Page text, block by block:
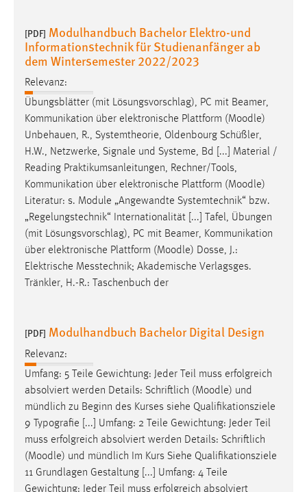
[PDF] Modulhandbuch Bachelor Elektro-und
Informationstechnik für Studienanfänger ab
dem Wintersemester 2022/2023
Relevanz:
Übungsblätter (mit Lösungsvorschlag), PC mit Beamer,
Kommunikation über elektronische Plattform (Moodle)
Unbehauen, R., Systemtheorie, Oldenbourg Schüßler,
H.W., Netzwerke, Signale und Systeme, Bd [...] Material /
Reading Praktikumsanleitungen, Rechner/Tools,
Kommunikation über elektronische Plattform (Moodle)
Literatur: s. Module „Angewandte Systemtechnik“ bzw.
„Regelungstechnik“ Internationalität [...] Tafel, Übungen
(mit Lösungsvorschlag), PC mit Beamer, Kommunikation
über elektronische Plattform (Moodle) Dosse, J.:
Elektrische Messtechnik; Akademische Verlagsges.
Tränkler, H.-R.: Taschenbuch der
[PDF] Modulhandbuch Bachelor Digital Design
Relevanz:
Umfang: 5 Teile Gewichtung: Jeder Teil muss erfolgreich
absolviert werden Details: Schriftlich (Moodle) und
mündlich zu Beginn des Kurses siehe Qualifikationsziele
9 Typografie [...] Umfang: 2 Teile Gewichtung: Jeder Teil
muss erfolgreich absolviert werden Details: Schriftlich
(Moodle) und mündlich Im Kurs Siehe Qualifikationsziele
11 Grundlagen Gestaltung [...] Umfang: 4 Teile
Gewichtung: Jeder Teil muss erfolgreich absolviert